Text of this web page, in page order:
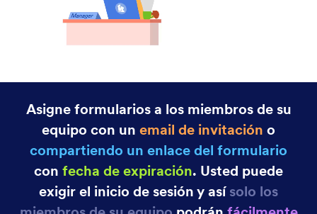
Correos de notificación
Reciba una notificación al instante sobre la actividad
de su formulario para que pueda responder a los
envíos sin retraso. Cree formularios en línea
avanzados con Jotform y obtenga notificaciones
por correo electrónico por cada nueva respuesta.